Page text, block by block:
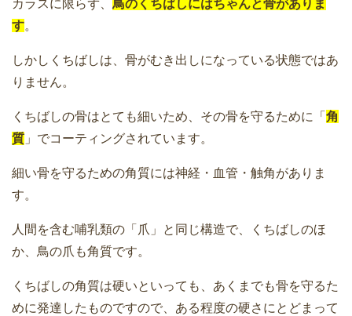
カラスに限らず、 鳥のくちばしにはちゃんと骨がありま
す。
しかしくちばしは、骨がむき出しになっている状態ではあ
りません。
くちばしの骨はとても細いため、その骨を守るために「 角
質 」でコーティングされています。
細い骨を守るための角質には神経・血管・触角がありま
す。
人間を含む哺乳類の「爪」と同じ構造で、くちばしのほ
か、鳥の爪も角質です。
くちばしの角質は硬いといっても、あくまでも骨を守るた
めに発達したものですので、ある程度の硬さにとどまって